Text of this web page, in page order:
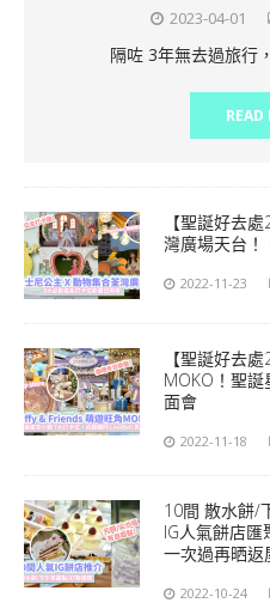
2023-04-01
隔咗 3年無去過旅行
READ
【聖誕好去
灣廣場天台
2022-11-23
【聖誕好去
MOKO！聖
面會
2022-11-18
10間 散水餅/
IG人氣餅店
一次過再晒返
2022-10-24